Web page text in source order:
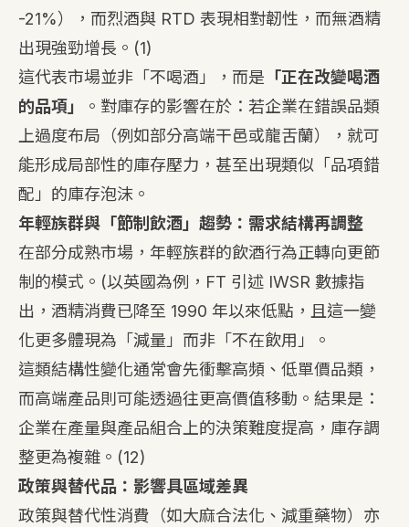
-21%），而烈酒與 RTD 表現相對韌性，而無酒精
出現強勁增長。 (1)
這代表市場並非「不喝酒」，而是 「正在改變喝酒
的品項」
。對庫存的影響在於：若企業在錯誤品類
上過度布局（例如部分高端干邑或龍舌蘭），就可
能形成局部性的庫存壓力，甚至出現類似「品項錯
配」的庫存泡沫。
年輕族群與「節制飲酒」趨勢：需求結構再調整
在部分成熟市場，年輕族群的飲酒行為正轉向更節
制的模式。 (以英國為例，FT 引述 IWSR 數據指
出，酒精消費已降至 1990 年以來低點，且這一變
化更多體現為「減量」而非「不在飲用」。
這類結構性變化通常會先衝擊高頻、低單價品類，
而高端產品則可能透過往更高價值移動。結果是：
企業在產量與產品組合上的決策難度提高，庫存調
整更為複雜。 (12)
政策與替代品：影響具區域差異
政策與替代性消費（如大麻合法化、減重藥物）亦